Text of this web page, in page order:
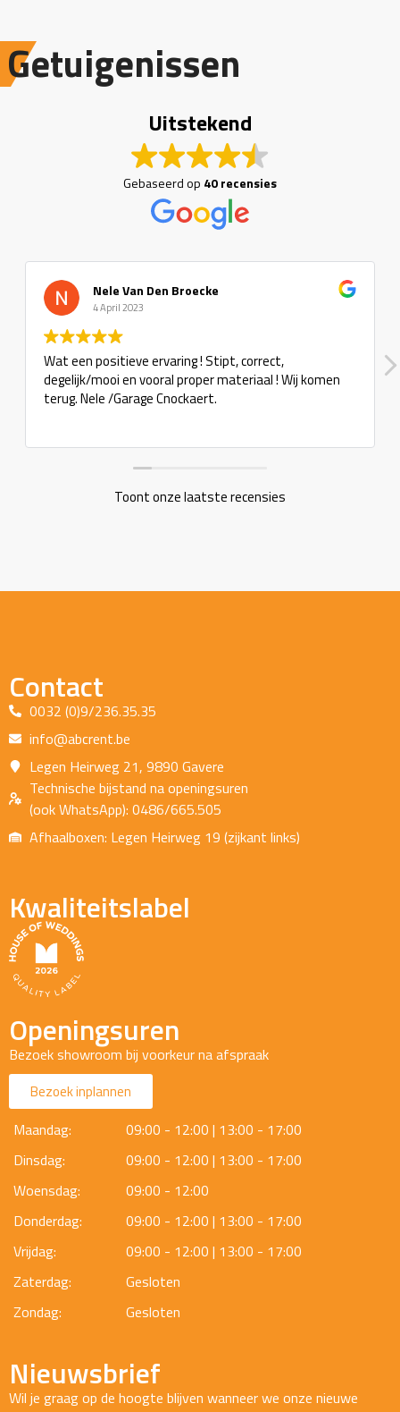
Getuigenissen
Uitstekend
Gebaseerd op 40 recensies
Nele Van Den Broecke
4 April 2023
Wat een positieve ervaring ! Stipt, correct,
degelijk/mooi en vooral proper materiaal ! Wij komen
terug. Nele /Garage Cnockaert.
Toont onze laatste recensies
Contact
0032 (0)9/236.35.35
info@abcrent.be
Legen Heirweg 21, 9890 Gavere
Technische bijstand na openingsuren
(ook WhatsApp): 0486/665.505
Afhaalboxen: Legen Heirweg 19 (zijkant links)
Kwaliteitslabel
Openingsuren
Bezoek showroom bij voorkeur na afspraak
Bezoek inplannen
Maandag:
09:00 - 12:00 | 13:00 - 17:00
Dinsdag:
09:00 - 12:00 | 13:00 - 17:00
Woensdag:
09:00 - 12:00
Donderdag:
09:00 - 12:00 | 13:00 - 17:00
Vrijdag:
09:00 - 12:00 | 13:00 - 17:00
Zaterdag:
Gesloten
Zondag:
Gesloten
Nieuwsbrief
Wil je graag op de hoogte blijven wanneer we onze nieuwe